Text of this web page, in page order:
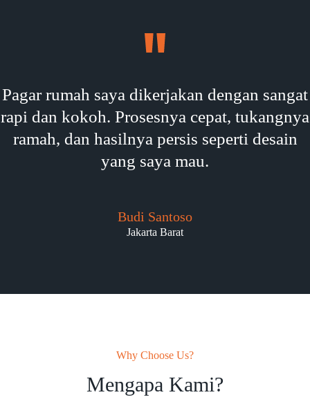
Pagar rumah saya dikerjakan dengan sangat
rapi dan kokoh. Prosesnya cepat, tukangnya
ramah, dan hasilnya persis seperti desain
yang saya mau.
Budi Santoso
Jakarta Barat
Why Choose Us?
Mengapa Kami?